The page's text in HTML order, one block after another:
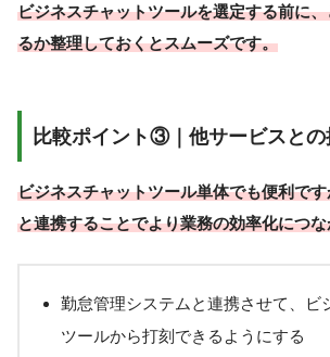
ビジネスチャットツールを選定する前に
るか整理しておくとスムーズです。
比較ポイント③｜他サービスとの
ビジネスチャットツール単体でも便利で
と連携することでより業務の効率化につ
勤怠管理システムと連携させて、ビ
ツールから打刻できるようにする